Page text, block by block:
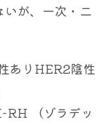
が、一次・二
ありHER2陰性
RH （ゾラデッ